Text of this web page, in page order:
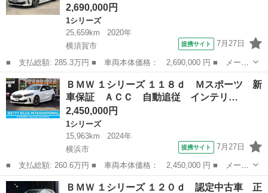
2,690,000円
1シリーズ
25,659km
2020年
横須賀市
提携サイト 7月27日
■ 支払総額: 285.3万円 ■ 車両本体価格： 2,690,000 円 ■ メーカ
ー名： ＢＭＷ ■ 車種名： １シリーズ ■ グレード名： １１８
ｄ Ｍスポーツエディションジョイ＋ハイラインＰ 認定中古車 正
規ディー...
神奈川 横須賀市 1シリーズ
ＢＭＷ １シリーズ １１８ｄ Ｍスポーツ 新
車保証 ＡＣＣ 自動追従 インテリ…
2,450,000円
1シリーズ
15,963km
2024年
横浜市
提携サイト 7月27日
■ 支払総額: 260.6万円 ■ 車両本体価格： 2,450,000 円 ■ メーカ
ー名： ＢＭＷ ■ 車種名： １シリーズ ■ グレード名： １１８
ｄ Ｍスポーツ 新車保証 ＡＣＣ 自動追従 インテリジェントＳ
神奈川 横浜市 1シリーズ
ＢＭＷ １シリーズ １２０ｄ 認定中古車 正